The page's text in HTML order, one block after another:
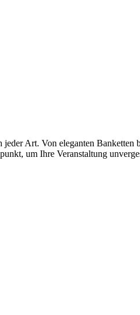
Art. Von eleganten
um Ihre Veranstaltung